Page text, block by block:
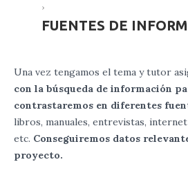
FUENTES DE
Una vez tengamos el tema y tutor
con la búsqueda de información
contrastaremos en diferentes
libros, manuales, entrevistas,
etc. Conseguiremos datos
proyecto.